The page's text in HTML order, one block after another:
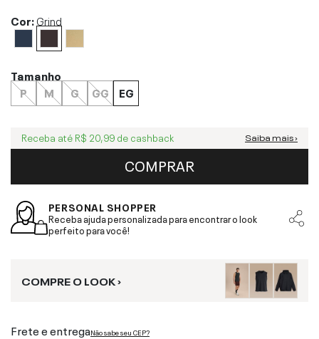
Cor:Grind
Tamanho
P
M G GG EG
Receba até R$ 20,99 de cashback Saiba mais ›
COMPRAR
PERSONAL SHOPPER
Receba ajuda personalizada para encontrar o look
perfeito para você!
COMPRE O LOOK ›
Frete e entregaNão sabe seu CEP?